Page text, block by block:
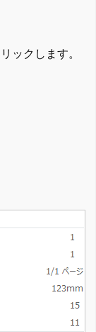
ックします。